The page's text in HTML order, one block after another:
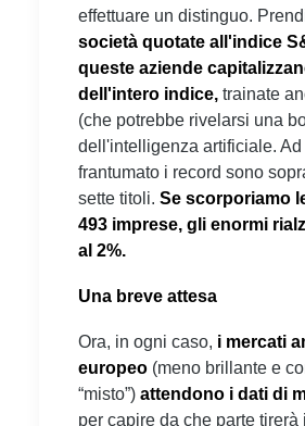
effettuare un distinguo.
società quotate all'indice
queste aziende
dell'intero indice, trainate
(che potrebbe rivelarsi una
dell'intelligenza artificiale. Ad
frantumato i record sono
sette titoli. Se scorporiamo
493 imprese, gli enormi
al 2%.
Una breve attesa
Ora, in ogni caso, i mercati
europeo (meno brillante e
“misto”) attendono i dati di
per capire da che parte tirerà